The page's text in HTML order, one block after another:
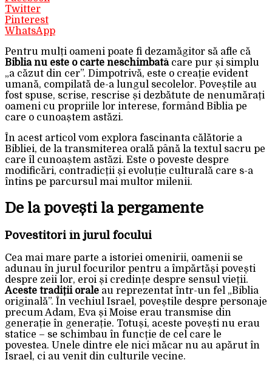
Twitter
Pinterest
WhatsApp
Pentru mulți oameni poate fi dezamăgitor să afle că
Biblia nu este o carte neschimbatăcare pur și simplu
„a căzut din cer”. Dimpotrivă, este o creație evident
umană, compilată de-a lungul secolelor. Poveștile au
fost spuse, scrise, rescrise și dezbătute de nenumărați
oameni cu propriile lor interese, formând Biblia pe
care o cunoaștem astăzi.
În acest articol vom explora fascinanta călătorie a
Bibliei, de la transmiterea orală până la textul sacru pe
care îl cunoaștem astăzi. Este o poveste despre
modificări, contradicții și evoluție culturală care s-a
întins pe parcursul mai multor milenii.
De la povești la pergamente
Povestitori în jurul focului
Cea mai mare parte a istoriei omenirii, oamenii se
adunau în jurul focurilor pentru a împărtăși povești
despre zeii lor, eroi și credințe despre sensul vieții.
Aceste tradiții orale au reprezentat într-un fel „Biblia
originală”. În vechiul Israel, poveștile despre personaje
precum Adam, Eva și Moise erau transmise din
generație în generație. Totuși, aceste povești nu erau
statice – se schimbau în funcție de cel care le
povestea. Unele dintre ele nici măcar nu au apărut în
Israel, ci au venit din culturile vecine.